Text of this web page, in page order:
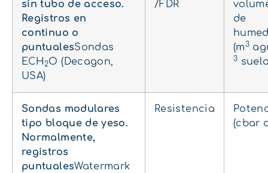
sin tubo de acceso.
Registros en
continuo o
puntualesSondas
ECH2O (Decagon,
USA)
/FDR
de
(m3
3
Sondas modulares
tipo bloque de yeso.
Normalmente,
registros
puntualesWatermark
Resistencia
(cbar